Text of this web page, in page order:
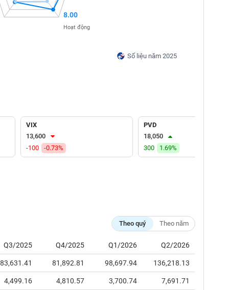
Số liệu năm 2025
8.00
Hoạt động
VIX
13,600
-100
-0.73%
PVD
18,050
300
1.69%
Theo quý Theo năm
Q3/2025 Q4/2025 Q1/2026 Q2/2026
83,631.41 81,892.81 98,697.94 136,218.13
4,499.16 4,810.57 3,700.74 7,691.71